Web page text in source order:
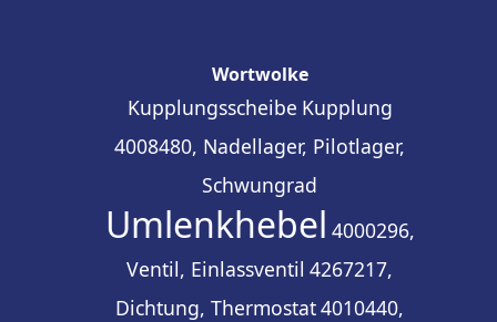
Wortwolke
Kupplungsscheibe Kupplung
4008480, Nadellager, Pilotlager,
Schwungrad
Umlenkhebel 4000296,
Ventil, Einlassventil 4267217,
Dichtung, Thermostat4010440,